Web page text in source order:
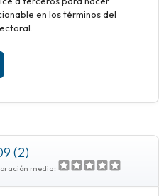
en los términos del
(2)
media: